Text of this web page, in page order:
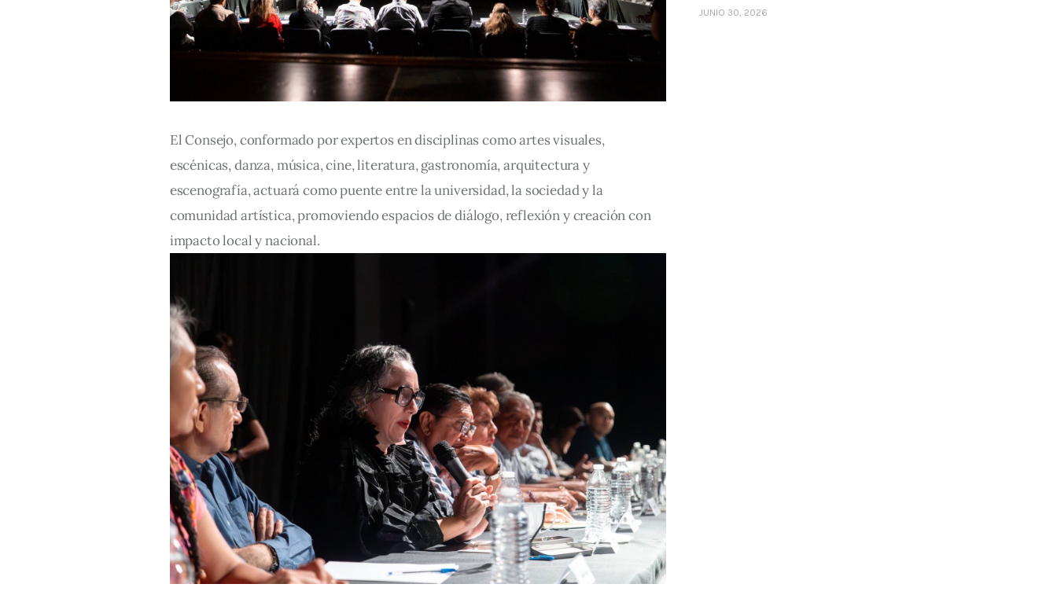
El Consejo, conformado por expertos en disciplinas como artes visuales,
escénicas, danza, música, cine, literatura, gastronomía, arquitectura y
escenografía, actuará como puente entre la universidad, la sociedad y la
comunidad artística, promoviendo espacios de diálogo, reflexión y creación con
impacto local y nacional.
JUNIO 30, 2026